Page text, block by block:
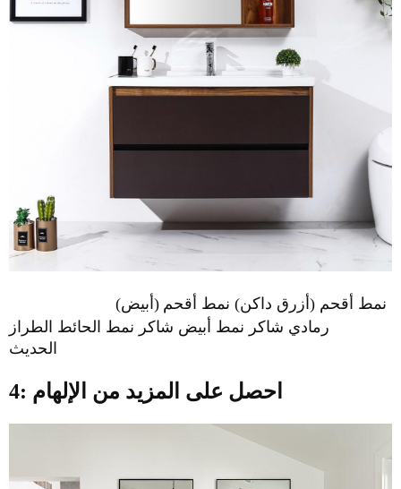
نمط أقحم (أزرق داكن) نمط أقحم (أبيض)
رمادي شاكر نمط أبيض شاكر نمط الحائط الطراز
الحديث
4: احصل على المزيد من الإلهام